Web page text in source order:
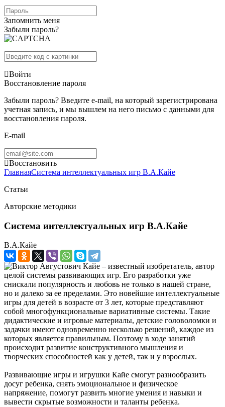
Запомнить меня
Забыли пароль?
Войти
Восстановление пароля
Забыли пароль? Введите e-mail, на который зарегистрирована
учетная запись, и мы вышлем на него письмо с данными для
восстановления пароля.
E-mail
Восстановить
ГлавнаяСистема интеллектуальных игр В.А.Кайе
Статьи
Авторские методики
Система интеллектуальных игр В.А.Кайе
В.А.Кайе
Виктор Августович Кайе – известный изобретатель, автор
целой системы развивающих игр. Его разработки уже
снискали популярность и любовь не только в нашей стране,
но и далеко за ее пределами. Это новейшие интеллектуальные
игры для детей в возрасте от 3 лет, которые представляют
собой многофункциональные вариативные системы. Такие
дидактические и игровые материалы, детские головоломки и
задачки имеют одновременно несколько решений, каждое из
которых является правильным. Поэтому в ходе занятий
происходит развитие конструктивного мышления и
творческих способностей как у детей, так и у взрослых.
Развивающие игры и игрушки Кайе смогут разнообразить
досуг ребенка, снять эмоциональное и физическое
напряжение, помогут развить многие умения и навыки и
вывести скрытые возможности и таланты ребенка.